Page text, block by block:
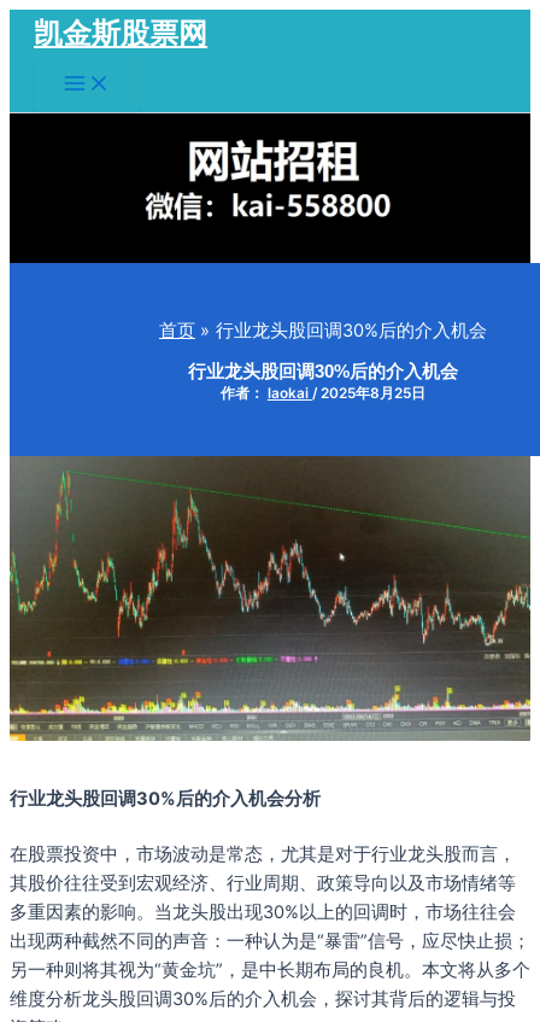
容
凯金斯股票网
Main
Menu
首页 行业龙头股回调30%后的介入机会
行业龙头股回调30%后的介入机会
作者： laokai /2025年8月25日
行业龙头股回调30%后的介入机会分析
在股票投资中，市场波动是常态，尤其是对于行业龙头股而言，
其股价往往受到宏观经济、行业周期、政策导向以及市场情绪等
多重因素的影响。当龙头股出现30%以上的回调时，市场往往会
出现两种截然不同的声音：一种认为是“暴雷”信号，应尽快止损；
另一种则将其视为“黄金坑”，是中长期布局的良机。本文将从多个
维度分析龙头股回调30%后的介入机会，探讨其背后的逻辑与投